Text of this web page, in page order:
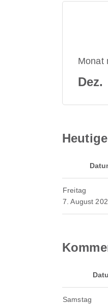
Monat
Dez.
Freitag
7. August
Samstag